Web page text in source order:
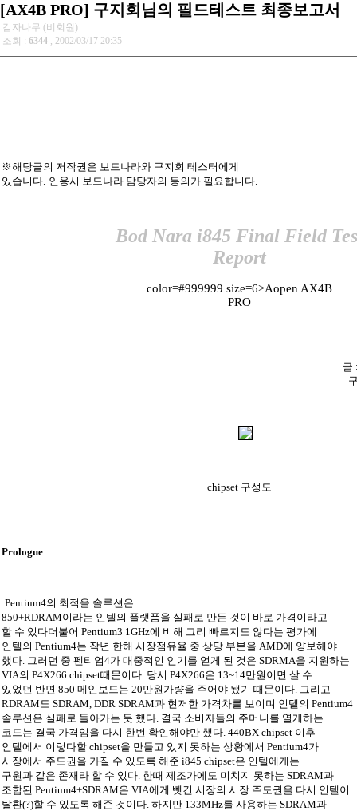
[AX4B PRO] 구지회님의 필드테스트 최종보고서
감자나무 (비회원)
조회 : 6344 , 2002/03/17 20:35
※해당글의 저작권은 보드나라와 구지회 테스터에게
있습니다. 인용시 보드나라 담당자의 동의가 필요합니다.
Bod Nara i845 Final Field
Report
color=#999999 size=6>Aopen AX4B
PRO
글
chipset 구성도
Prologue
Pentium4의 최적을 솔루션은
850+RDRAM이라는 인텔의 플랫폼을 실패로 만든 것이 바로 가격이라고
할 수 있다더불어 Pentium3 1GHz에 비해 그리 빠르지도 않다는 평가에
인텔의 Pentium4는 작년 한해 시장점유율 중 상당 부분을 AMD에 양보해야
했다. 그러던 중 펜티엄4가 대중적인 인기를 얻게 된 것은 SDRMA을 지원하는
VIA의 P4X266 chipset때문이다. 당시 P4X266은 13~14만원이면 살 수
있었던 반면 850 메인보드는 20만원가량을 주어야 됐기 때문이다. 그리고
RDRAM도 SDRAM, DDR SDRAM과 현저한 가격차를 보이며 인텔의 Pentium4
솔루션은 실패로 돌아가는 듯 했다. 결국 소비자들의 주머니를 열게하는
코드는 결국 가격임을 다시 한번 확인해야만 했다. 440BX chipset 이후
인텔에서 이렇다할 chipset을 만들고 있지 못하는 상황에서 Pentium4가
시장에서 주도권을 가질 수 있도록 해준 i845 chipset은 인텔에게는
구원과 같은 존재라 할 수 있다. 한때 제조가에도 미치지 못하는 SDRAM과
조합된 Pentium4+SDRAM은 VIA에게 뺏긴 시장의 시장 주도권을 다시 인텔이
탈환(?)할 수 있도록 해준 것이다. 하지만 133MHz를 사용하는 SDRAM과